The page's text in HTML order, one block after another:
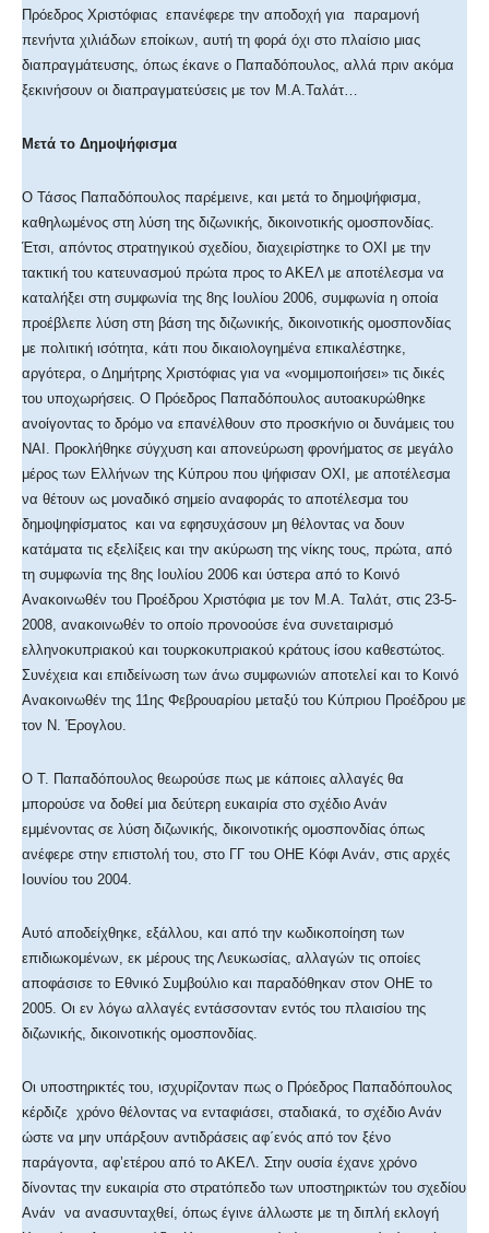
Πρόεδρος Χριστόφιας επανέφερε την αποδοχή για παραμονή
πενήντα χιλιάδων εποίκων, αυτή τη φορά όχι στο πλαίσιο μιας
διαπραγμάτευσης, όπως έκανε ο Παπαδόπουλος, αλλά πριν ακόμα
ξεκινήσουν οι διαπραγματεύσεις με τον Μ.Α.Ταλάτ…
Μετά το Δημοψήφισμα
Ο Τάσος Παπαδόπουλος παρέμεινε, και μετά το δημοψήφισμα,
καθηλωμένος στη λύση της διζωνικής, δικοινοτικής ομοσπονδίας.
Έτσι, απόντος στρατηγικού σχεδίου, διαχειρίστηκε το ΟΧΙ με την
τακτική του κατευνασμού πρώτα προς το ΑΚΕΛ με αποτέλεσμα να
καταλήξει στη συμφωνία της 8ης Ιουλίου 2006, συμφωνία η οποία
προέβλεπε λύση στη βάση της διζωνικής, δικοινοτικής ομοσπονδίας
με πολιτική ισότητα, κάτι που δικαιολογημένα επικαλέστηκε,
αργότερα, ο Δημήτρης Χριστόφιας για να «νομιμοποιήσει» τις δικές
του υποχωρήσεις. Ο Πρόεδρος Παπαδόπουλος αυτοακυρώθηκε
ανοίγοντας το δρόμο να επανέλθουν στο προσκήνιο οι δυνάμεις του
ΝΑΙ. Προκλήθηκε σύγχυση και απονεύρωση φρονήματος σε μεγάλο
μέρος των Ελλήνων της Κύπρου που ψήφισαν ΟΧΙ, με αποτέλεσμα
να θέτουν ως μοναδικό σημείο αναφοράς το αποτέλεσμα του
δημοψηφίσματος και να εφησυχάσουν μη θέλοντας να δουν
κατάματα τις εξελίξεις και την ακύρωση της νίκης τους, πρώτα, από
τη συμφωνία της 8ης Ιουλίου 2006 και ύστερα από το Κοινό
Ανακοινωθέν του Προέδρου Χριστόφια με τον Μ.Α. Ταλάτ, στις 23-5-
2008, ανακοινωθέν το οποίο προνοούσε ένα συνεταιρισμό
ελληνοκυπριακού και τουρκοκυπριακού κράτους ίσου καθεστώτος.
Συνέχεια και επιδείνωση των άνω συμφωνιών αποτελεί και το Κοινό
Ανακοινωθέν της 11ης Φεβρουαρίου μεταξύ του Κύπριου Προέδρου με
τον Ν. Έρογλου.
Ο Τ. Παπαδόπουλος θεωρούσε πως με κάποιες αλλαγές θα
μπορούσε να δοθεί μια δεύτερη ευκαιρία στο σχέδιο Ανάν
εμμένοντας σε λύση διζωνικής, δικοινοτικής ομοσπονδίας όπως
ανέφερε στην επιστολή του, στο ΓΓ του ΟΗΕ Κόφι Ανάν, στις αρχές
Ιουνίου του 2004.
Αυτό αποδείχθηκε, εξάλλου, και από την κωδικοποίηση των
επιδιωκομένων, εκ μέρους της Λευκωσίας, αλλαγών τις οποίες
αποφάσισε το Εθνικό Συμβούλιο και παραδόθηκαν στον ΟΗΕ το
2005. Οι εν λόγω αλλαγές εντάσσονταν εντός του πλαισίου της
διζωνικής, δικοινοτικής ομοσπονδίας.
Οι υποστηρικτές του, ισχυρίζονταν πως ο Πρόεδρος Παπαδόπουλος
κέρδιζε χρόνο θέλοντας να ενταφιάσει, σταδιακά, το σχέδιο Ανάν
ώστε να μην υπάρξουν αντιδράσεις αφ΄ενός από τον ξένο
παράγοντα, αφ’ετέρου από το ΑΚΕΛ. Στην ουσία έχανε χρόνο
δίνοντας την ευκαιρία στο στρατόπεδο των υποστηρικτών του σχεδίου
Ανάν να ανασυνταχθεί, όπως έγινε άλλωστε με τη διπλή εκλογή